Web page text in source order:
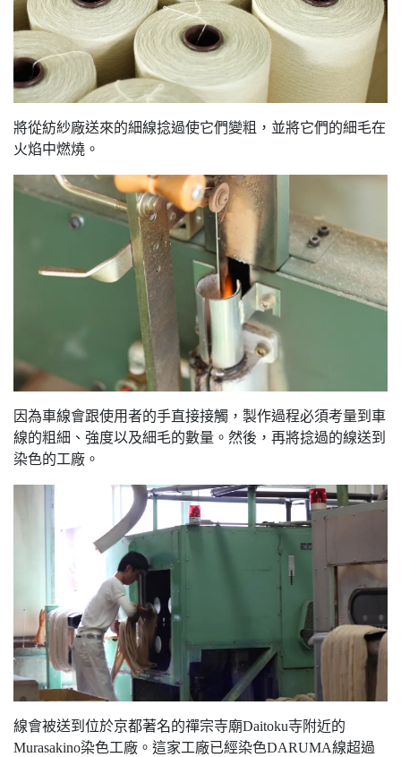
將從紡紗廠送來的細線捻過使它們變粗，並將它們的細毛在
火焰中燃燒。
因為車線會跟使用者的手直接接觸，製作過程必須考量到車
線的粗細、強度以及細毛的數量。然後，再將捻過的線送到
染色的工廠。
線會被送到位於京都著名的禪宗寺廟Daitoku寺附近的
Murasakino染色工廠。這家工廠已經染色DARUMA線超過